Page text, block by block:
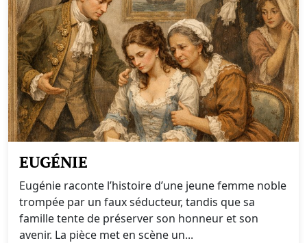
EUGÉNIE
Eugénie raconte l’histoire d’une jeune femme noble
trompée par un faux séducteur, tandis que sa
famille tente de préserver son honneur et son
avenir. La pièce met en scène un...